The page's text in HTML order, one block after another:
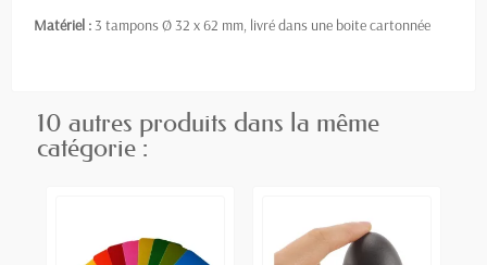
Matériel : 3 tamponsØ 32 x 62 mm, livré dans une boite cartonnée
10 autres produits dans la même
catégorie :